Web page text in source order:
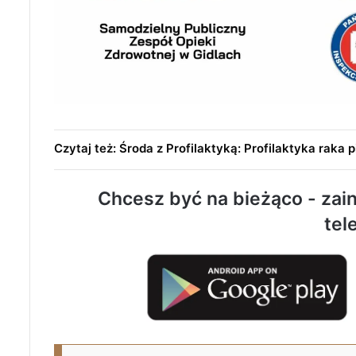
Czytaj też: Środa z Profilaktyką: Profilaktyka raka
Chcesz być na bieżąco -